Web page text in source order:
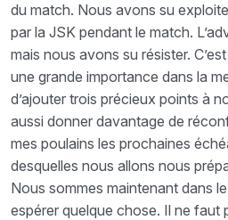
du match. Nous avons su
par la JSK pendant le match.
mais nous avons su résister.
une grande importance dans la
d’ajouter trois précieux points à
aussi donner davantage de
mes poulains les prochaines
desquelles nous allons nous
Nous sommes maintenant dans
espérer quelque chose. Il ne faut